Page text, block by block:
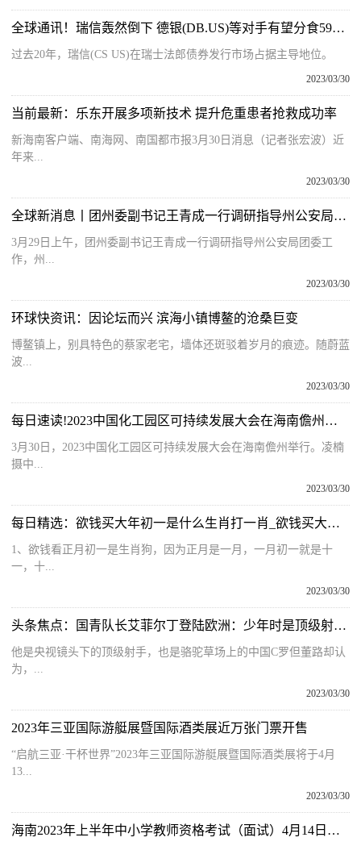
全球通讯！瑞信轰然倒下 德银(DB.US)等对手有望分食590亿美元瑞士债券发行市场
过去20年，瑞信(CS US)在瑞士法郎债券发行市场占据主导地位。
2023/03/30
当前最新：乐东开展多项新技术 提升危重患者抢救成功率
新海南客户端、南海网、南国都市报3月30日消息（记者张宏波）近
年来...
2023/03/30
全球新消息丨团州委副书记王青成一行调研指导州公安局团委工作
3月29日上午，团州委副书记王青成一行调研指导州公安局团委工
作，州...
2023/03/30
环球快资讯：因论坛而兴 滨海小镇博鳌的沧桑巨变
博鳌镇上，别具特色的蔡家老宅，墙体还斑驳着岁月的痕迹。随蔚蓝
波...
2023/03/30
每日速读!2023中国化工园区可持续发展大会在海南儋州举行
3月30日，2023中国化工园区可持续发展大会在海南儋州举行。凌楠
摄中...
2023/03/30
每日精选：欲钱买大年初一是什么生肖打一肖_欲钱买大年初一是什么生肖
1、欲钱看正月初一是生肖狗，因为正月是一月，一月初一就是十
一，十...
2023/03/30
头条焦点：国青队长艾菲尔丁登陆欧洲：少年时是顶级射手，尽快定位很关键
他是央视镜头下的顶级射手，也是骆驼草场上的中国C罗但董路却认
为，...
2023/03/30
2023年三亚国际游艇展暨国际酒类展近万张门票开售
“启航三亚·干杯世界”2023年三亚国际游艇展暨国际酒类展将于4月
13...
2023/03/30
海南2023年上半年中小学教师资格考试（面试）4月14日起报名